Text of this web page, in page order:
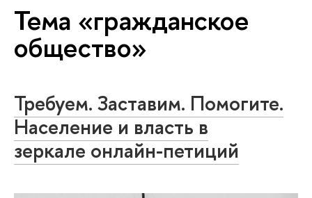
Тема «гражданское
общество»
Требуем. Заставим. Помогите.
Население и власть в
зеркале онлайн-петиций